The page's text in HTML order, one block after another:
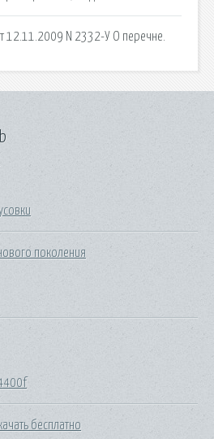
12.11.2009 N 2332-У О перечне.
поколения
бесплатно